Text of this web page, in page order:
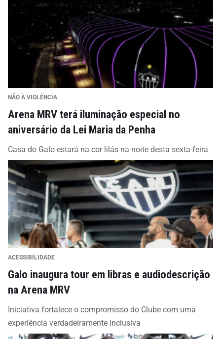
NÃO À VIOLÊNCIA
Arena MRV terá iluminação especial no
aniversário da Lei Maria da Penha
Casa do Galo estará na cor lilás na noite desta sexta-feira
ACESSIBILIDADE
Galo inaugura tour em libras e audiodescrição
na Arena MRV
Iniciativa fortalece o compromisso do Clube com uma
experiência verdadeiramente inclusiva